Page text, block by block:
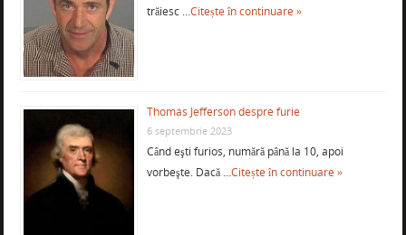
trăiesc …Citește în continuare »
Thomas Jefferson despre furie
6 septembrie 2023
Când eşti furios, numără până la 10, apoi
vorbeşte. Dacă …Citește în continuare »